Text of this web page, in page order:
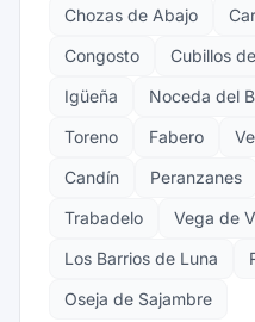
Chozas de Abajo
Congosto
Cubillos
Igüeña
Noceda del
Toreno
Fabero
Candín
Peranzanes
Trabadelo
Vega de
Los Barrios de Luna
Oseja de Sajambre